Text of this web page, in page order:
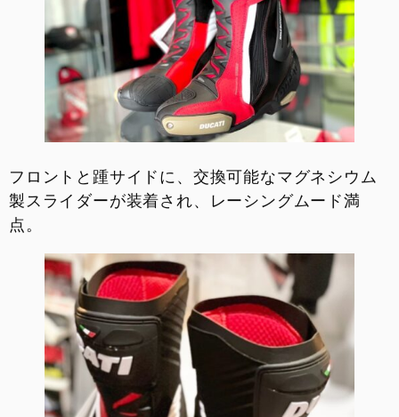
フロントと踵サイドに、交換可能なマグネシウム
製スライダーが装着され、レーシングムード満
点。